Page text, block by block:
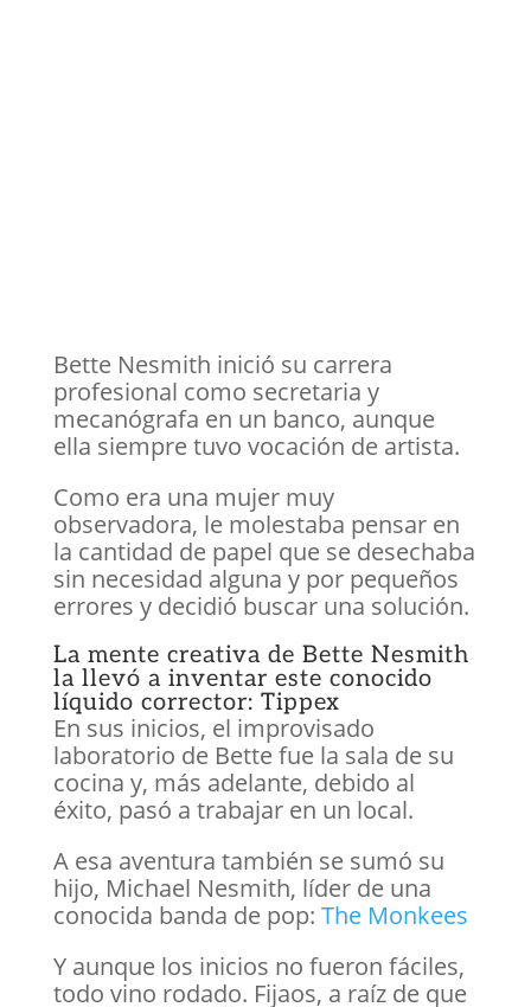
Bette Nesmith inició su carrera
profesional como secretaria y
mecanógrafa en un banco, aunque
ella siempre tuvo vocación de artista.
Como era una mujer muy
observadora, le molestaba pensar en
la cantidad de papel que se desechaba
sin necesidad alguna y por pequeños
errores y decidió buscar una solución.
La mente creativa de Bette Nesmith
la llevó a inventar este conocido
líquido corrector: Tippex
En sus inicios, el improvisado
laboratorio de Bette fue la sala de su
cocina y, más adelante, debido al
éxito, pasó a trabajar en un local.
A esa aventura también se sumó su
hijo, Michael Nesmith, líder de una
conocida banda de pop: The Monkees
Y aunque los inicios no fueron fáciles,
todo vino rodado. Fijaos, a raíz de que